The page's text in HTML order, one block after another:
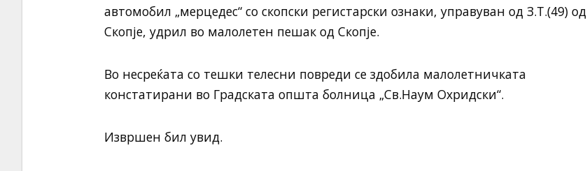
автомобил „мерцедес“ со скопски регистарски ознаки, управуван од З.Т.(49) од
Скопје, удрил во малолетен пешак од Скопје.
Во несреќата со тешки телесни повреди се здобила малолетничката
констатирани во Градската општа болница „Св.Наум Охридски“.
Извршен бил увид.